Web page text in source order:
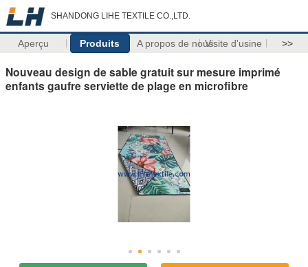
SHANDONG LIHE TEXTILE CO.,LTD.
Aperçu Produits A propos de nousVisite d'usine >>
Nouveau design de sable gratuit sur mesure imprimé
enfants gaufre serviette de plage en microfibre